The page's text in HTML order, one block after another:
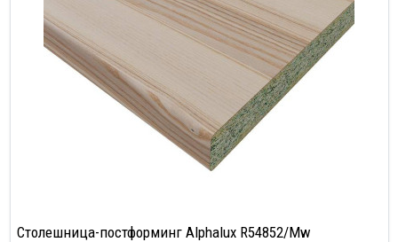
Столешница-постформинг Alphalux R54852/Mw